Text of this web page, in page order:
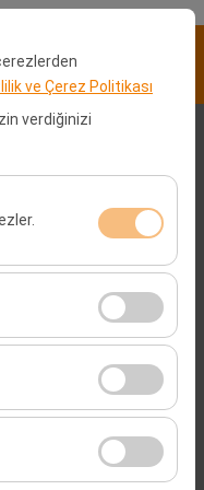
ve Çerez Politikası
verdiğinizi
güvenlik,
gereklidir. Devre
(ziyaretçi sayısı,
davranışları)
sitesi
sürekli
kişiselleştirilmiş
ölçmemize
09:00